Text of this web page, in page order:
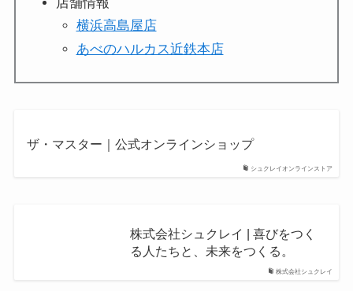
横浜高島屋店
あべのハルカス近鉄本店
シュクレイオンラインストア
ザ・マスター｜公式オンラインショップ
株式会社シュクレイ
株式会社シュクレイ | 喜びをつく
る人たちと、未来をつくる。